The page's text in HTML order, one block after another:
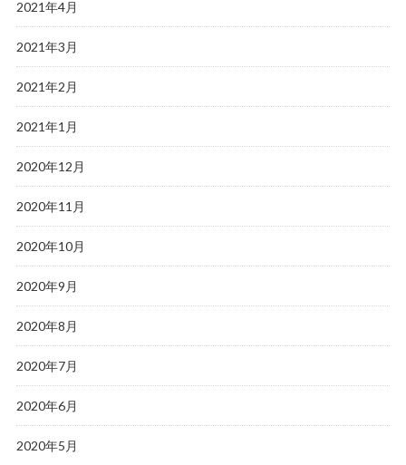
2021年4月
2021年3月
2021年2月
2021年1月
2020年12月
2020年11月
2020年10月
2020年9月
2020年8月
2020年7月
2020年6月
2020年5月